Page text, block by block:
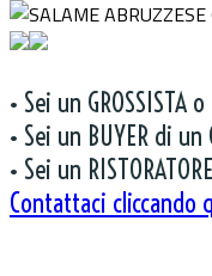
• Sei un GROSSISTA
• Sei un BUYER di un
• Sei un
Contattaci cliccando